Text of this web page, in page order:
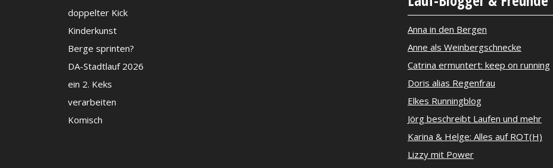
doppelter Kick
Kinderkunst
Berge sprinten?
DA-Stadtlauf 2026
ein 2. Keks
verarbeiten
Komisch
Anna in den Bergen
Anne als Weinbergschnecke
Catrina ermuntert: keep on running
Doris alias Regenfrau
Elkes Runningblog
Jörg beschreibt Laufen und mehr
Karina & Helge: Alles auf ROT(H)
Lizzy mit Power